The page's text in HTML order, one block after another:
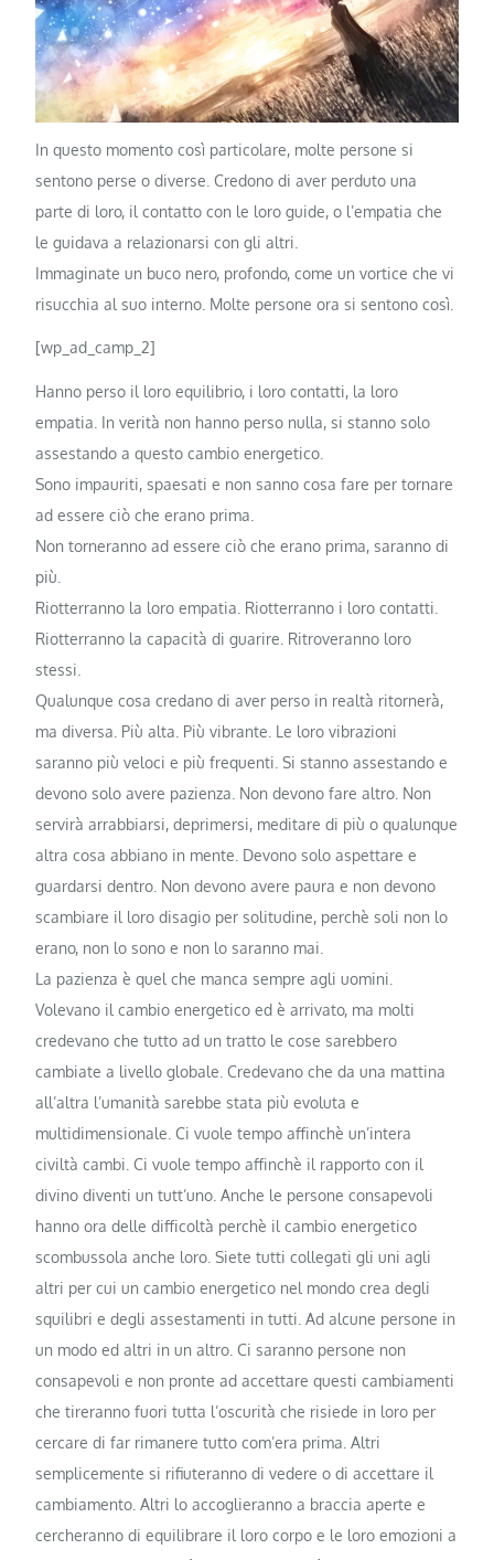
In questo momento così particolare, molte persone si
sentono perse o diverse. Credono di aver perduto una
parte di loro, il contatto con le loro guide, o l’empatia che
le guidava a relazionarsi con gli altri.
Immaginate un buco nero, profondo, come un vortice che vi
risucchia al suo interno. Molte persone ora si sentono così.
[wp_ad_camp_2]
Hanno perso il loro equilibrio, i loro contatti, la loro
empatia. In verità non hanno perso nulla, si stanno solo
assestando a questo cambio energetico.
Sono impauriti, spaesati e non sanno cosa fare per tornare
ad essere ciò che erano prima.
Non torneranno ad essere ciò che erano prima, saranno di
più.
Riotterranno la loro empatia. Riotterranno i loro contatti.
Riotterranno la capacità di guarire. Ritroveranno loro
stessi.
Qualunque cosa credano di aver perso in realtà ritornerà,
ma diversa. Più alta. Più vibrante. Le loro vibrazioni
saranno più veloci e più frequenti. Si stanno assestando e
devono solo avere pazienza. Non devono fare altro. Non
servirà arrabbiarsi, deprimersi, meditare di più o qualunque
altra cosa abbiano in mente. Devono solo aspettare e
guardarsi dentro. Non devono avere paura e non devono
scambiare il loro disagio per solitudine, perchè soli non lo
erano, non lo sono e non lo saranno mai.
La pazienza è quel che manca sempre agli uomini.
Volevano il cambio energetico ed è arrivato, ma molti
credevano che tutto ad un tratto le cose sarebbero
cambiate a livello globale. Credevano che da una mattina
all’altra l’umanità sarebbe stata più evoluta e
multidimensionale. Ci vuole tempo affinchè un’intera
civiltà cambi. Ci vuole tempo affinchè il rapporto con il
divino diventi un tutt’uno. Anche le persone consapevoli
hanno ora delle difficoltà perchè il cambio energetico
scombussola anche loro. Siete tutti collegati gli uni agli
altri per cui un cambio energetico nel mondo crea degli
squilibri e degli assestamenti in tutti. Ad alcune persone in
un modo ed altri in un altro. Ci saranno persone non
consapevoli e non pronte ad accettare questi cambiamenti
che tireranno fuori tutta l’oscurità che risiede in loro per
cercare di far rimanere tutto com’era prima. Altri
semplicemente si rifiuteranno di vedere o di accettare il
cambiamento. Altri lo accoglieranno a braccia aperte e
cercheranno di equilibrare il loro corpo e le loro emozioni a